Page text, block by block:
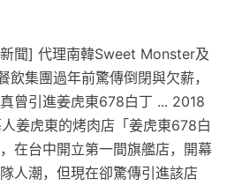
聞] 代理南韓Sweet Monster及
集團過年前驚傳倒閉與欠薪，
曾引進姜虎東678白丁 ... 2018
姜虎東的烤肉店「姜虎東678白
在台中開立第一間旗艦店，開幕
人潮，但現在卻驚傳引進該店